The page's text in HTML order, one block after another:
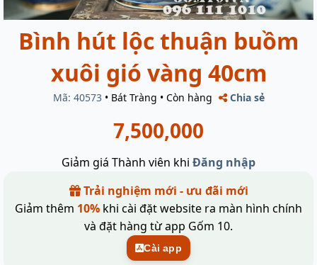
Bình hút lộc thuận buồm
xuôi gió vàng 40cm
Mã: 40573 • Bát Tràng • Còn hàng Chia sẻ
7,500,000
Giảm giá Thành viên khi Đăng nhập
Trải nghiệm mới - ưu đãi mới
Giảm thêm 10% khi cài đặt website ra màn hình chính
và đặt hàng từ app Gốm 10.
Cài app